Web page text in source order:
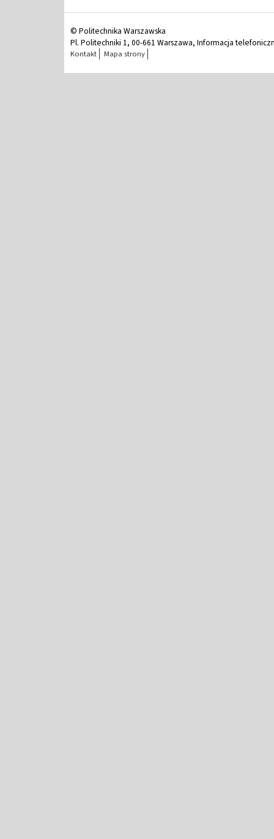
© Politechnika Warszawska
Pl. Politechniki 1, 00-661 Warszawa, Informacja
Kontakt Mapa strony